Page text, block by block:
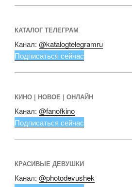
КАТАЛОГ ТЕЛЕГРАМ
Канал: @katalogtelegramru
Подписаться сейчас
КИНО | НОВОЕ | ОНЛАЙН
Канал: @fanofkino
Подписаться сейчас
КРАСИВЫЕ ДЕВУШКИ
Канал: @photodevushek